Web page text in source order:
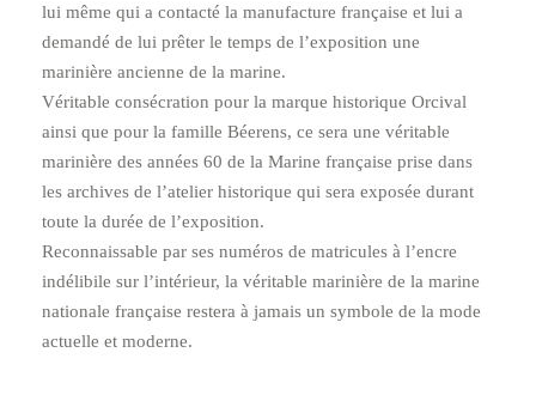
lui même qui a contacté la manufacture française et lui a
demandé de lui prêter le temps de lʼexposition une
marinière ancienne de la marine.
Véritable consécration pour la marque historique Orcival
ainsi que pour la famille Béerens, ce sera une véritable
marinière des années 60 de la Marine française prise dans
les archives de lʼatelier historique qui sera exposée durant
toute la durée de lʼexposition.
Reconnaissable par ses numéros de matricules à lʼencre
indélibile sur lʼintérieur, la véritable marinière de la marine
nationale française restera à jamais un symbole de la mode
actuelle et moderne.